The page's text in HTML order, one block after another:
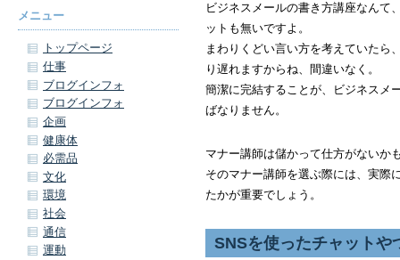
ビジネスメールの書き方講座なんて
ットも無いですよ。
まわりくどい言い方を考えていたら
り遅れますからね、間違いなく。
簡潔に完結することが、ビジネスメ
ばなりません。
マナー講師は儲かって仕方がないか
そのマナー講師を選ぶ際には、実際
たかが重要でしょう。
SNSを使ったチャットや
メニュー
トップページ
仕事
ブログインフォ
ブログインフォ
企画
健康体
必需品
文化
環境
社会
通信
運動